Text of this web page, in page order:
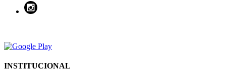
INSTITUCIONAL